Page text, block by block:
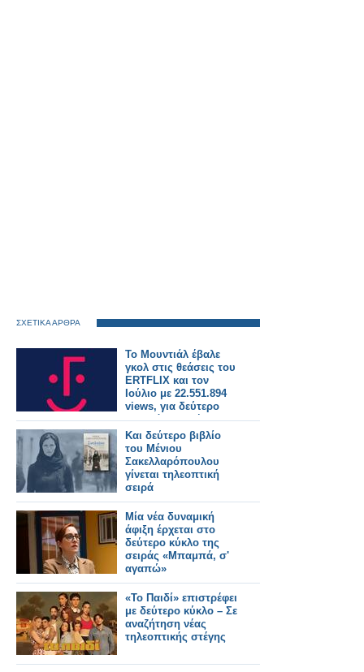
ΣΧΕΤΙΚΑ ΑΡΘΡΑ
Το Μουντιάλ έβαλε
γκολ στις θεάσεις του
ERTFLIX και τον
Ιούλιο με 22.551.894
views, για δεύτερο
συνεχόμενο μήνα
Και δεύτερο βιβλίο
του Μένιου
Σακελλαρόπουλου
γίνεται τηλεοπτική
σειρά
Μία νέα δυναμική
άφιξη έρχεται στο
δεύτερο κύκλο της
σειράς «Μπαμπά, σ'
αγαπώ»
«Το Παιδί» επιστρέφει
με δεύτερο κύκλο – Σε
αναζήτηση νέας
τηλεοπτικής στέγης